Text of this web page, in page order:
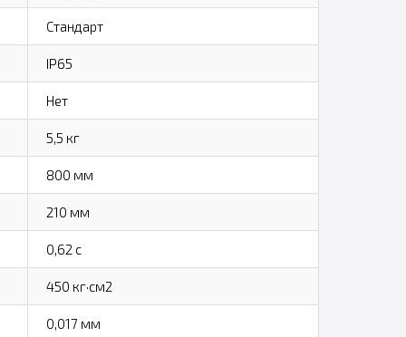
Стандарт
IP65
Нет
5,5 кг
800 мм
210 мм
0,62 с
450 кг·см2
0,017 мм